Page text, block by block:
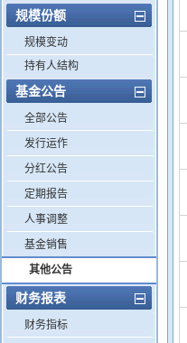
规模份额
规模变动
持有人结构
基金公告
全部公告
发行运作
分红公告
定期报告
人事调整
基金销售
其他公告
财务报表
财务指标